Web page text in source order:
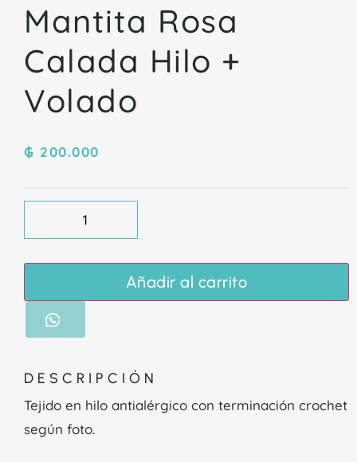
Mantita Rosa
Calada Hilo +
Volado
₲ 200.000
Añadir al carrito
DESCRIPCIÓN
Tejido en hilo antialérgico con terminación crochet
según foto.